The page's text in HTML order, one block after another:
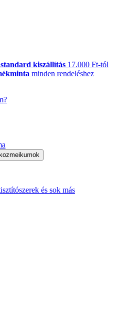
kiszállítás 17.000 Ft-tól
minden rendeléshez
és sok más